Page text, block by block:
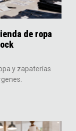
de ropa
y zapaterías